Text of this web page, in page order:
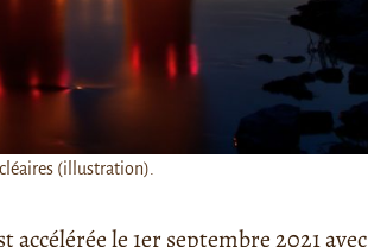
(illustration).
accélérée le 1er septembre 2021 avec